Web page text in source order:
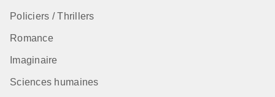
Policiers / Thrillers
Romance
Imaginaire
Sciences humaines